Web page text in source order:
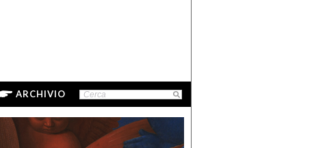
ARCHIVIO